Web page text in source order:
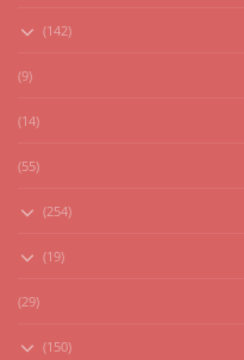
(142)
(9)
(14)
(55)
(254)
(19)
(29)
(150)